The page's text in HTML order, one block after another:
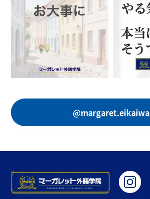
@margaret.eikaiwa